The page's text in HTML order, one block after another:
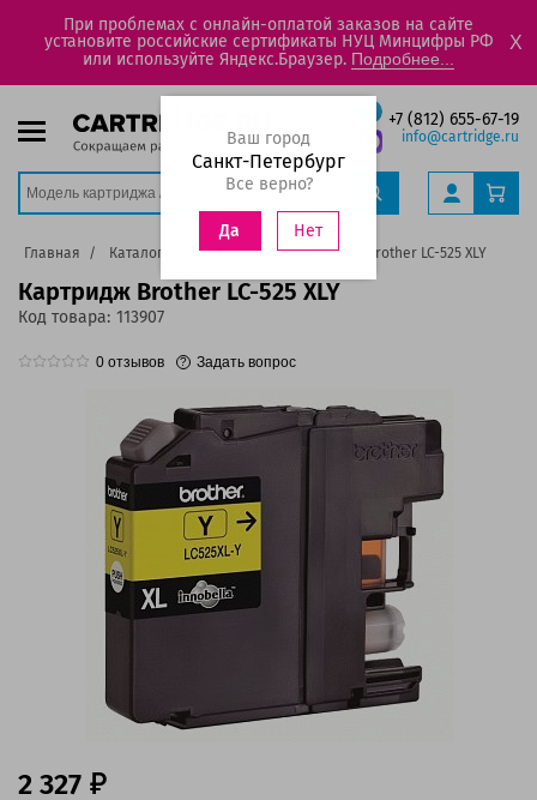
При проблемах с онлайн-оплатой заказов на сайте
установите российские сертификаты НУЦ Минцифры РФ
или используйте Яндекс.Браузер. Подробнее...
X
+7 (812) 655-67-19
info@cartridge.ru
Ваш город
Санкт-Петербург
Все верно?
Да Нет
Главная Каталог Картриджи Картридж Brother LC-525 XLY
Картридж Brother LC-525 XLY
Код товара: 113907
0 отзывов Задать вопрос
2 327